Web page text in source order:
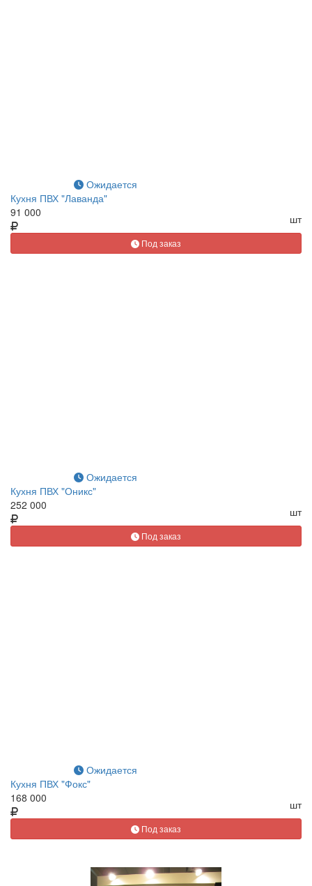
Ожидается
Кухня ПВХ "Лаванда"
91 000
шт
Под заказ
Ожидается
Кухня ПВХ "Оникс"
252 000
шт
Под заказ
Ожидается
Кухня ПВХ "Фокс"
168 000
шт
Под заказ